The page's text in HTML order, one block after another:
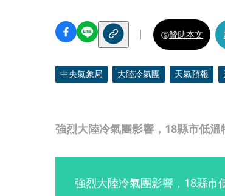
強烈大陸冷氣團影響，18縣市低溫
贊助本文
中央氣象局 大陸冷氣團 天氣預報
強烈大陸冷氣團影響，18縣市